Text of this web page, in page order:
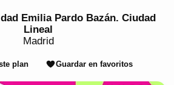
Emilia Pardo Bazán. Ciudad
Lineal
Madrid
plan Guardar en favoritos